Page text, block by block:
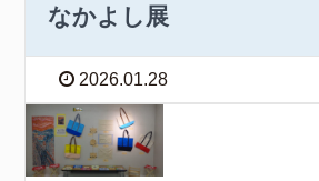
なかよし展
2026.01.28